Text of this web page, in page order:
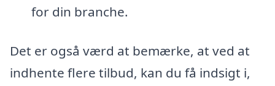
for din branche.
Det er også værd at bemærke, at ved at
indhente flere tilbud, kan du få indsigt i,